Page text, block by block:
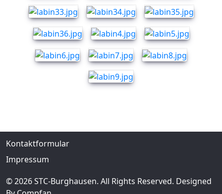
Kontaktformular
Impressum
© 2026 STC-Burghausen. All Rights Reserved. Designed